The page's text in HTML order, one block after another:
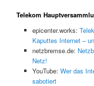
Telekom
epicenter.works:
Kaputtes Internet –
netzbremse.de:
Netz!
YouTube: Wer das
sabotiert